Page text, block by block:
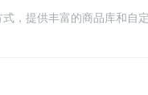
，提供丰富的商品库和自
高度的可扩展性和可维护性